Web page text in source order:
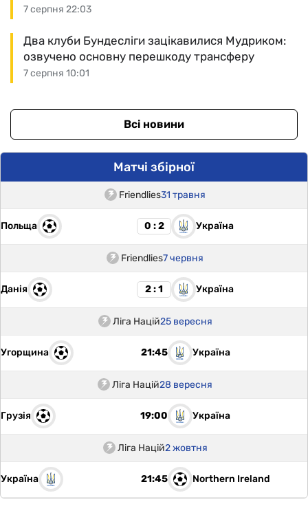
7 серпня 22:03
7 серпня 10:01
Два клуби Бундесліги зацікавилися Мудриком:
озвучено основну перешкоду трансферу
Всі новини
Матчі збірної
Friendlies31 травня
Польща 0 : 2 Україна
Friendlies7 червня
Данія 2 : 1 Україна
Ліга Націй25 вересня
Угорщина 21:45 Україна
Ліга Націй28 вересня
Грузія 19:00 Україна
Ліга Націй2 жовтня
Україна 21:45 Northern Ireland